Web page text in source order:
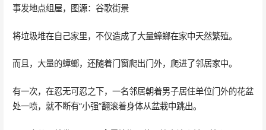
事发地点组屋，图源：谷歌街景
将垃圾堆在自己家里，不仅造成了大量蟑螂在家中天然繁殖。
而且，大量的蟑螂，还随着门窗爬出门外，爬进了邻居家中。
有一次，在忍无可忍之下，一名邻居朝着男子居住单位门外的花盆
处一喷，就不断有“小强”翻滚着身体从盆栽中跳出。